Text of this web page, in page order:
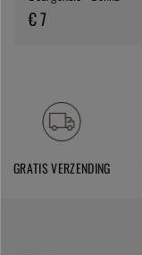
€ 7
GRATIS VERZENDING